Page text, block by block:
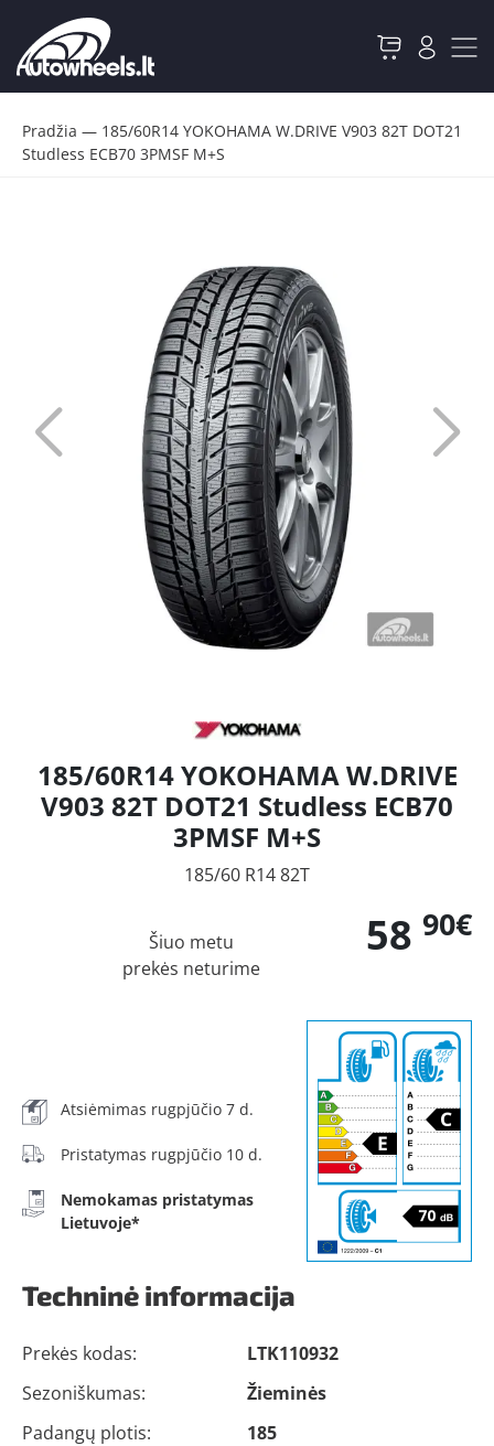
Pradžia — 185/60R14 YOKOHAMA W.DRIVE V903 82T DOT21
Studless ECB70 3PMSF M+S
185/60R14 YOKOHAMA W.DRIVE
V903 82T DOT21 Studless ECB70
3PMSF M+S
185/60 R14 82T
58 90€
Šiuo metu
prekės neturime
Atsiėmimas rugpjūčio 7 d.
Pristatymas rugpjūčio 10 d.
Nemokamas pristatymas
Lietuvoje*
Techninė informacija
Prekės kodas:
LTK110932
Sezoniškumas:
Žieminės
Padangų plotis:
185